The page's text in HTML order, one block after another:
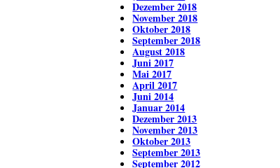
Dezember 2018
November 2018
Oktober 2018
September 2018
August 2018
Juni 2017
Mai 2017
April 2017
Juni 2014
Januar 2014
Dezember 2013
November 2013
Oktober 2013
September 2013
September 2012